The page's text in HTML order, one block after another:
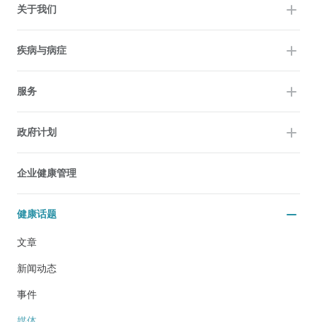
关于我们
疾病与病症
服务
政府计划
企业健康管理
健康话题
文章
新闻动态
事件